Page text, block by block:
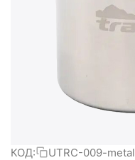
КОД: UTRC-009-metal